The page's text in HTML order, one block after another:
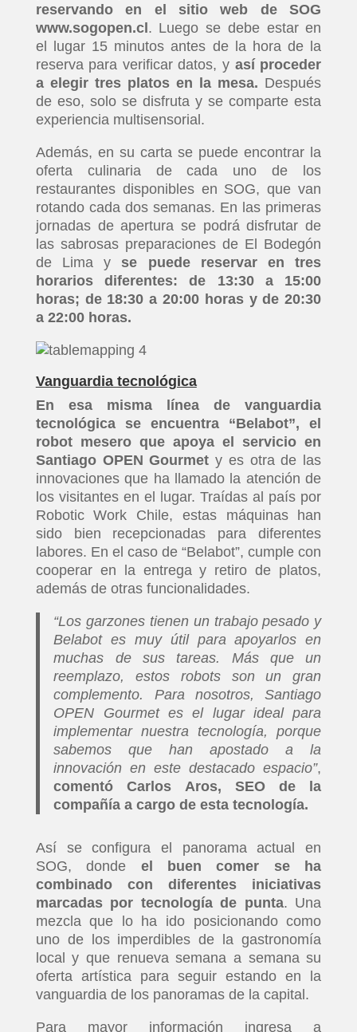
reservando en el sitio web de SOG
www.sogopen.cl. Luego se debe estar en
el lugar 15 minutos antes de la hora de la
reserva para verificar datos, y así proceder
a elegir tres platos en la mesa. Después
de eso, solo se disfruta y se comparte esta
experiencia multisensorial.
Además, en su carta se puede encontrar la
oferta culinaria de cada uno de los
restaurantes disponibles en SOG, que van
rotando cada dos semanas. En las primeras
jornadas de apertura se podrá disfrutar de
las sabrosas preparaciones de El Bodegón
de Lima y se puede reservar en tres
horarios diferentes: de 13:30 a 15:00
horas; de 18:30 a 20:00 horas y de 20:30
a 22:00 horas.
Vanguardia tecnológica
En esa misma línea de vanguardia
tecnológica se encuentra “Belabot”, el
robot mesero que apoya el servicio en
Santiago OPEN Gourmet y es otra de las
innovaciones que ha llamado la atención de
los visitantes en el lugar. Traídas al país por
Robotic Work Chile, estas máquinas han
sido bien recepcionadas para diferentes
labores. En el caso de “Belabot”, cumple con
cooperar en la entrega y retiro de platos,
además de otras funcionalidades.
“Los garzones tienen un trabajo pesado y
Belabot es muy útil para apoyarlos en
muchas de sus tareas. Más que un
reemplazo, estos robots son un gran
complemento. Para nosotros, Santiago
OPEN Gourmet es el lugar ideal para
implementar nuestra tecnología, porque
sabemos que han apostado a la
innovación en este destacado espacio”,
comentó Carlos Aros, SEO de la
compañía a cargo de esta tecnología.
Así se configura el panorama actual en
SOG, donde el buen comer se ha
combinado con diferentes iniciativas
marcadas por tecnología de punta. Una
mezcla que lo ha ido posicionando como
uno de los imperdibles de la gastronomía
local y que renueva semana a semana su
oferta artística para seguir estando en la
vanguardia de los panoramas de la capital.
Para mayor información ingresa a